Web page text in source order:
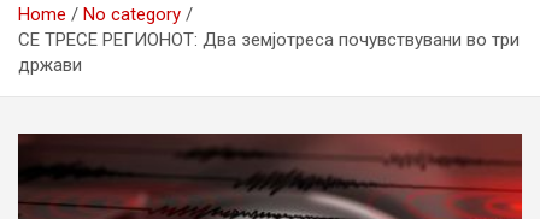
Home
No category
СЕ ТРЕСЕ РЕГИОНОТ: Два земјотреса почувствувани во три
држави